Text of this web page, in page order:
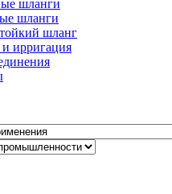
шланги
шланги
шланг
ирригация